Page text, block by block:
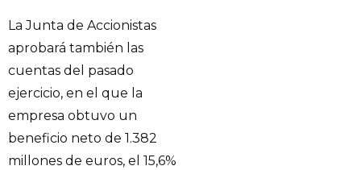
La Junta de Accionistas
aprobará también las
cuentas del pasado
ejercicio, en el que la
empresa obtuvo un
beneficio neto de 1.382
millones de euros, el 15,6%